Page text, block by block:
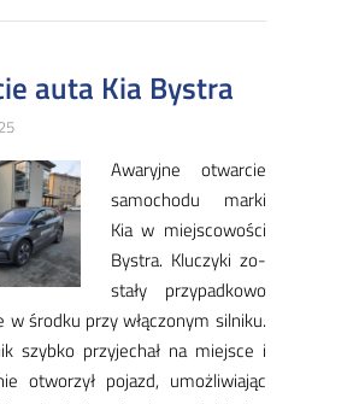
auta Kia Bystra
Awa­ryj­ne otwar­cie
sa­mo­cho­du mar­ki
Kia w miej­sco­wo­ści
By­stra. Klu­czy­ki zo­
sta­ły przy­pad­ko­wo
w środ­ku przy włą­czo­nym sil­ni­ku.
szyb­ko przy­je­chał na miej­sce i
otwo­rzył po­jazd, umoż­li­wia­jąc